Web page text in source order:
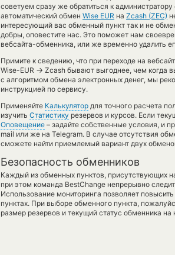
советуем сразу же обратиться к
автоматический обмен Wise EUR на Zcash (ZEC)
интересующий вас обменный пункт так и не
добры, оповестите нас. Это поможет нам
вебсайта-обменника, или же временно удалить
Примите к сведению, что при переходе на
Wise-EUR → Zcash бывают выгоднее, чем когда
с алгоритмом обмена электронных денег, мы
инструкцией по сервису.
Применяйте Калькулятор для точного расчета
изучить Статистику резервов и курсов. Если
Оповещение – задайте собственные условия, и
mail или же на Telegram. В случае отсутствия
сможете найти приемлемый вариант двух
Безопасность обменников
Каждый из обменных пунктов, присутствующих
при этом команда BestChange непрерывно
Использование мониторинга позволяет
пунктах. При выборе обменного пункта,
размер резервов и текущий статус обменника